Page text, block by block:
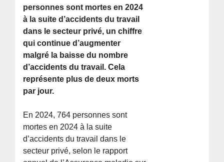
personnes sont mortes en 2024
à la suite d’accidents du travail
dans le secteur privé, un chiffre
qui continue d’augmenter
malgré la baisse du nombre
d’accidents du travail. Cela
représente plus de deux morts
par jour.
En 2024, 764 personnes sont
mortes en 2024 à la suite
d’accidents du travail dans le
secteur privé, selon le rapport